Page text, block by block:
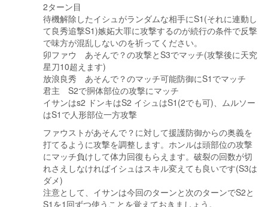
2ターン目
待機解除したイシュがランダムな相手にS1(それに連動し
て良秀追撃S1)嫉妬大罪に攻撃するのが続行の条件で反撃
で味方が混乱しないのを祈ってください。
卯ファウ あそんで？の攻撃とS3でマッチ(攻撃後に天究
星刀10超えます)
放浪良秀 あそんで？のマッチ可能防御にS1でマッチ
君主 S2で胴体部位の攻撃にマッチ
イサンはs2 ドンキはS2 イシュはS1(2でも可)、ムルソー
はS1で人形部位一方攻撃
ファウストがあそんで？に対して援護防御からの奥義を
打てるように攻撃を調整します。ホンルは頭部位の攻撃
にマッチ負けして体力回復もらえます。破裂の回数が切
れさえしなければイシュはスキル変えても良いです(S3は
ダメ)
注意として、イサンは今回のターンと次のターンでS2と
S1を1回ずつ使うことを覚えておきましょう。